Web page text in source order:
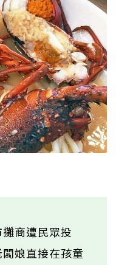
商遭民眾投
娘直接在孩童